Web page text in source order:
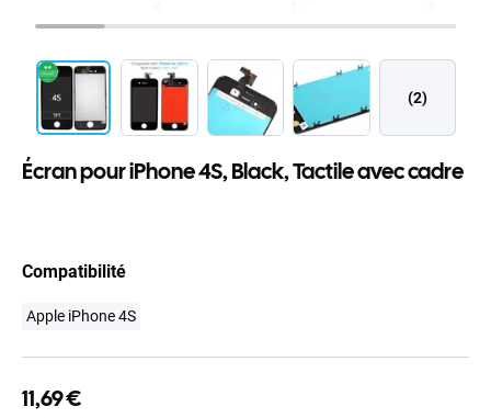
(2)
Écran pour iPhone 4S, Black, Tactile avec cadre
Compatibilité
Apple iPhone 4S
11,69 €